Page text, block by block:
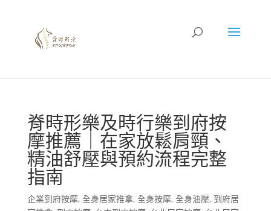
脊時形樂及時行樂到府按
摩推薦｜在家放鬆肩頸、
精油舒壓與預約流程完整
指南
企業到府按摩, 全身居家推拿, 全身按摩, 全身油壓, 到府居